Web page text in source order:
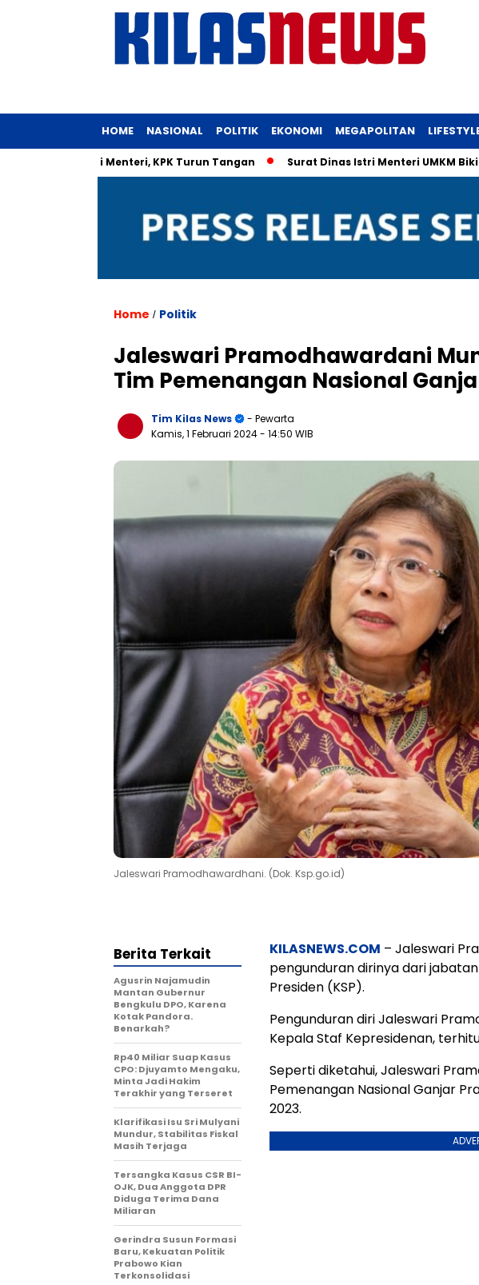
HOME NASIONAL POLITIK EKONOMI MEGAPOLITAN
Istri Menteri, KPK Turun Tangan Surat Dinas Istri Menteri UMKM Bikin
Home / Politik
Jaleswari Pramodhawardani
Tim Pemenangan Nasional
Tim Kilas News
- Pewarta
Kamis, 1 Februari 2024- 14:50 WIB
Jaleswari Pramodhawardhani. (Dok. Ksp.go.id)
KILASNEWS.COM – Jaleswari
pengunduran dirinya dari
Presiden (KSP).
Pengunduran diri Jaleswari
Kepala Staf Kepresidenan,
Seperti diketahui, Jaleswari
Pemenangan Nasional Ganjar
2023.
Berita Terkait
Agusrin Najamudin
Mantan Gubernur
Bengkulu DPO, Karena
Kotak Pandora.
Benarkah?
Rp40 Miliar Suap Kasus
CPO: Djuyamto Mengaku,
Minta Jadi Hakim
Terakhir yang Terseret
Klarifikasi Isu Sri Mulyani
Mundur, Stabilitas Fiskal
Masih Terjaga
Tersangka Kasus CSR BI-
OJK, Dua Anggota DPR
Diduga Terima Dana
Miliaran
Gerindra Susun Formasi
Baru, Kekuatan Politik
Prabowo Kian
Terkonsolidasi